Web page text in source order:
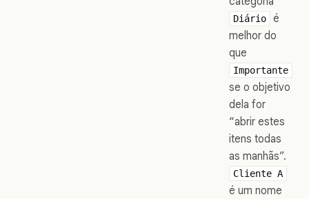
Diário
é
melhor do
que
Importante
se o objetivo
dela for
“abrir estes
itens todas
as manhãs”.
Cliente A
é um nome